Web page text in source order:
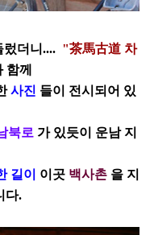
렀더니.... "茶馬古道 차
함께
사진 들이 전시되어 있
북로 가 있듯이 운남 지
길이 이곳 백사촌 을 지
다.